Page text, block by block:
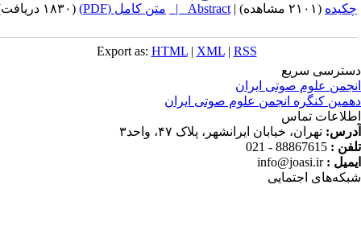
(۲۱۰۱ مشاهده) |
Abstract | متن کامل (PDF) (۱۸۳۰ دریافت)
Export as:HTML |XML |RSS
سریع
علوم صوتی ایران
کنگره انجمن علوم صوتی ایران
تماس
تهران، خیابان ایرانشهر، پلاک ۴۷، واحد۳
:
88867615 - 021
:
info@joasi.ir
اجتمایی